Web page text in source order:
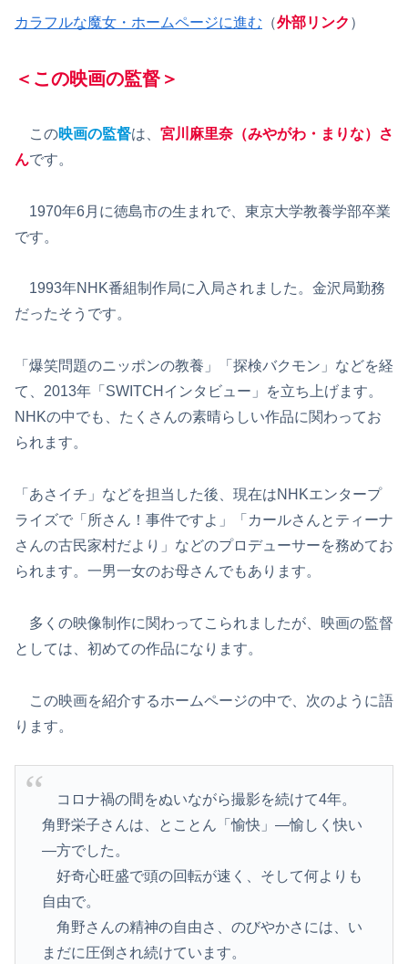
カラフルな魔女・ホームページに進む （外部リンク ）
＜この映画の監督＞
この映画の監督は、 宮川麻里奈（みやがわ・まりな）さ
んです。
1970年6月に徳島市の生まれで、東京大学教養学部卒業
です。
1993年NHK番組制作局に入局されました。金沢局勤務
だったそうです。
「爆笑問題のニッポンの教養」「探検バクモン」などを経
て、2013年「SWITCHインタビュー」を立ち上げます。
NHKの中でも、たくさんの素晴らしい作品に関わってお
られます。
「あさイチ」などを担当した後、現在はNHKエンタープ
ライズで「所さん！事件ですよ」「カールさんとティーナ
さんの古民家村だより」などのプロデューサーを務めてお
られます。一男一女のお母さんでもあります。
多くの映像制作に関わってこられましたが、映画の監督
としては、初めての作品になります。
この映画を紹介するホームページの中で、次のように語
ります。
コロナ禍の間をぬいながら撮影を続けて4年。
角野栄子さんは、とことん「愉快」―愉しく快い
―方でした。
好奇心旺盛で頭の回転が速く、そして何よりも
自由で。
角野さんの精神の自由さ、のびやかさには、い
まだに圧倒され続けています。